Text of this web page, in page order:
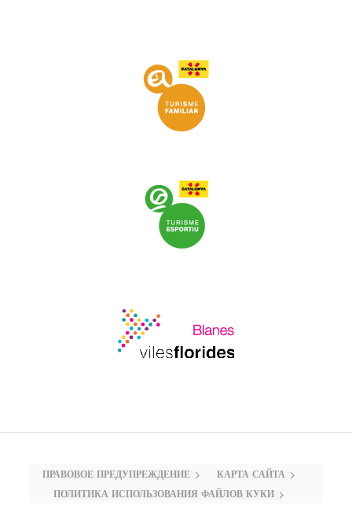
ПРАВОВОЕ ПРЕДУПРЕЖДЕНИЕ КАРТА САЙТА
ПОЛИТИКА ИСПОЛЬЗОВАНИЯ ФАЙЛОВ КУКИ